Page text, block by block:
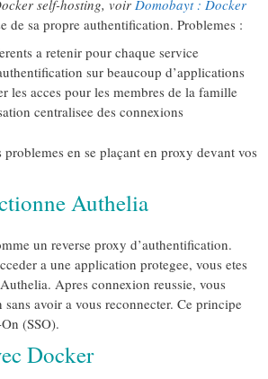
self-hosting, voir Domobayt : Docker
de sa propre authentification. Problemes :
a retenir pour chaque service
sur beaucoup d’applications
les acces pour les membres de la famille
centralisee des connexions
en se plaçant en proxy devant vos
Authelia
un reverse proxy d’authentification.
a une application protegee, vous etes
Apres connexion reussie, vous
sans avoir a vous reconnecter. Ce principe
(SSO).
Docker